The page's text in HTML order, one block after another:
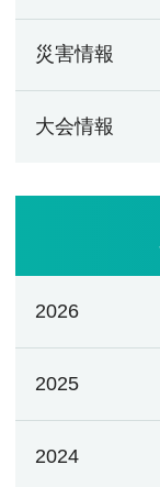
災害情報
大会情報
2026
2025
2024